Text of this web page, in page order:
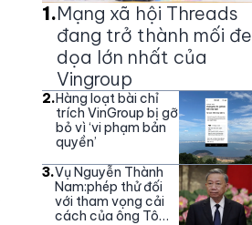
1.Mạng xã hội Threads
đang trở thành mối đe
dọa lớn nhất của
Vingroup
2.Hàng loạt bài chỉ
trích VinGroup bị gỡ
bỏ vì ‘vi phạm bản
quyền’
3.Vụ Nguyễn Thành
Nam:phép thử đối
với tham vọng cải
cách của ông Tô